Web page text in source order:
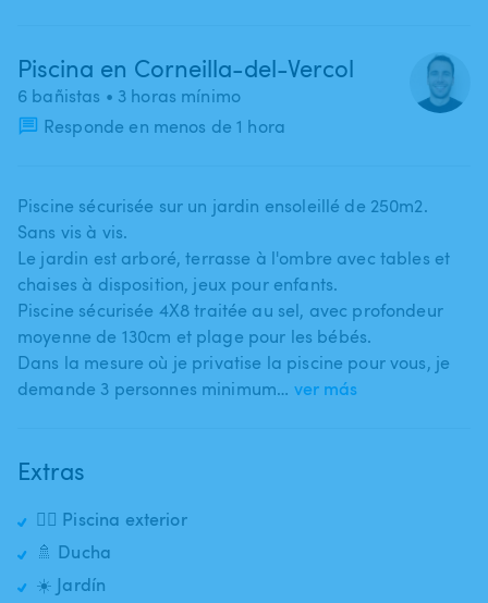
Piscina en Corneilla-del-Vercol
6 bañistas • 3 horas mínimo
Responde en menos de 1 hora
Piscine sécurisée sur un jardin ensoleillé de 250m2.
Sans vis à vis.
Le jardin est arboré​,​ terrasse à l'ombre avec tables et
chaises à disposition​,​ jeux pour enfants.
Piscine sécurisée 4X8 traitée au sel​,​ avec profondeur
moyenne de 130cm et plage pour les bébés.
Dans la mesure où je privatise la piscine pour vous​,​ je
demande 3 personnes minimum… ver más
Extras
🏊‍♂️ Piscina exterior
🚿 Ducha
☀️ Jardín